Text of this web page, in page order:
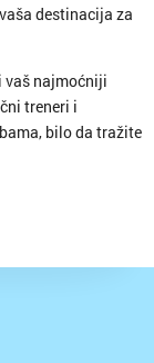
destinacija za
vaš najmoćniji
treneri i
bilo da tražite